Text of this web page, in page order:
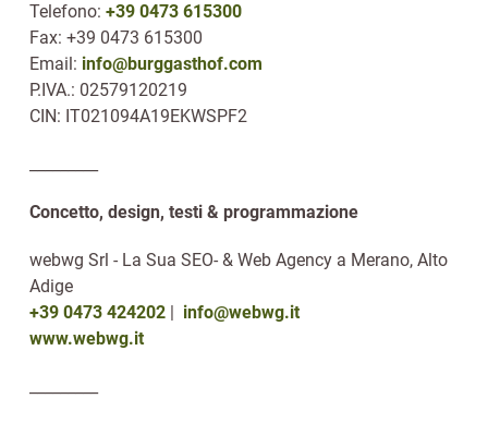
Telefono: +39 0473 615300
Fax: +39 0473 615300
Email: info@burggasthof.com
P.IVA.: 02579120219
CIN: IT021094A19EKWSPF2
Concetto, design, testi & programmazione
webwg Srl - La Sua SEO- & Web Agency a Merano, Alto
Adige
+39 0473 424202 | info@webwg.it
www.webwg.it